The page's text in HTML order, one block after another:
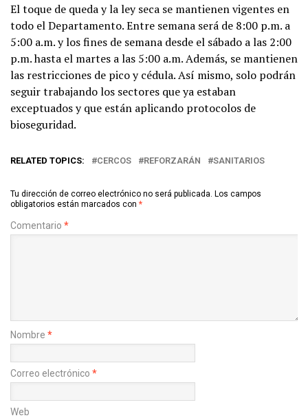
El toque de queda y la ley seca se mantienen vigentes en
todo el Departamento. Entre semana será de 8:00 p.m. a
5:00 a.m. y los fines de semana desde el sábado a las 2:00
p.m. hasta el martes a las 5:00 a.m. Además, se mantienen
las restricciones de pico y cédula. Así mismo, solo podrán
seguir trabajando los sectores que ya estaban
exceptuados y que están aplicando protocolos de
bioseguridad.
RELATED TOPICS: CERCOS REFORZARÁN SANITARIOS
Tu dirección de correo electrónico no será publicada. Los campos
obligatorios están marcados con *
Comentario *
Nombre *
Correo electrónico *
Web